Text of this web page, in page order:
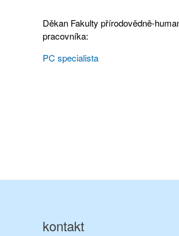
Děkan Fakulty přírodovědně-
pracovníka:
PC specialista
kontakt